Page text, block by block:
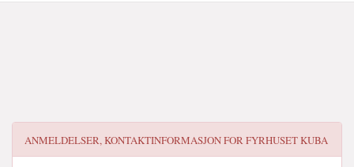
ANMELDELSER, KONTAKTINFORMASJON FORFYRHUSET KUBA